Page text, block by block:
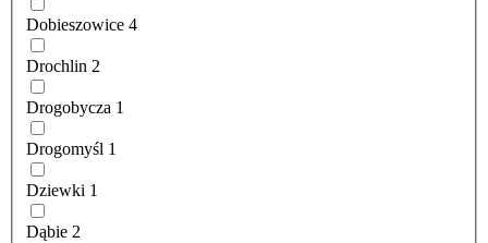
Dobieszowice 4
Drochlin 2
Drogobycza 1
Drogomyśl 1
Dziewki 1
Dąbie 2